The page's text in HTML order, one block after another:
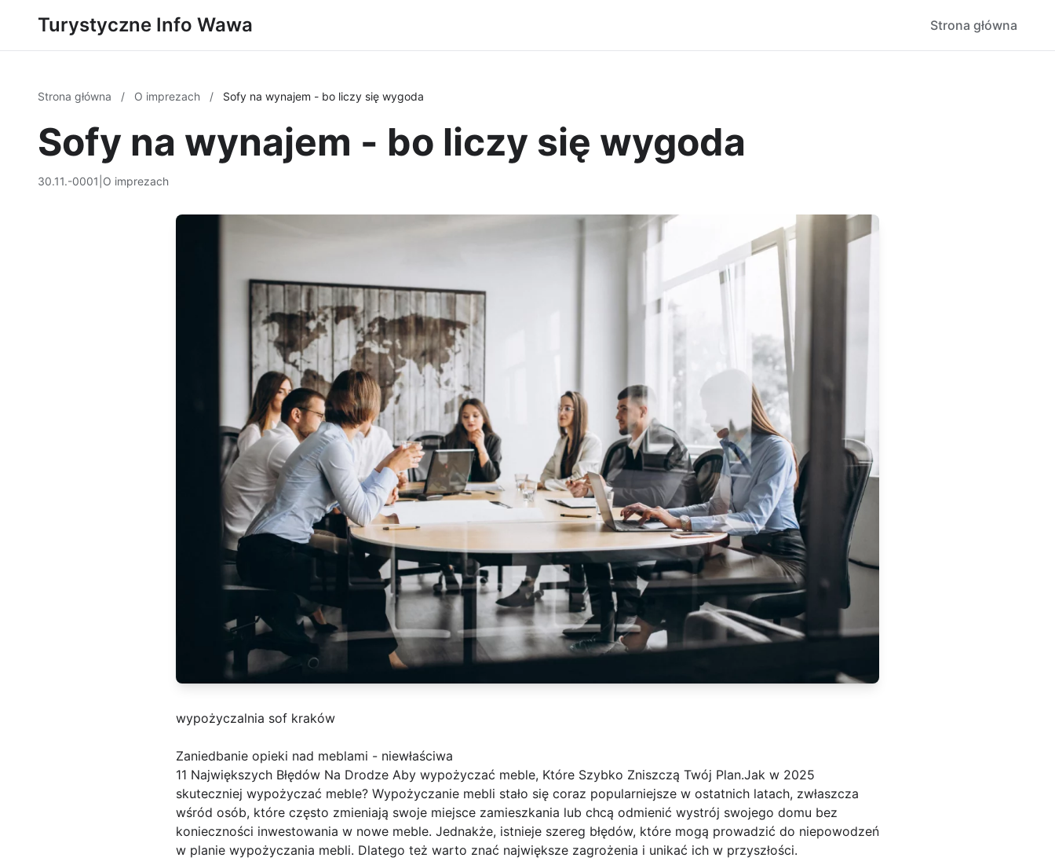
Turystyczne Info Wawa Strona główna
Strona główna / O imprezach / Sofy na wynajem - bo liczy się wygoda
Sofy na wynajem - bo liczy się wygoda
30.11.-0001 O imprezach
wypożyczalnia sof kraków
Zaniedbanie opieki nad meblami - niewłaściwa
11 Największych Błędów Na Drodze Aby wypożyczać meble, Które Szybko Zniszczą Twój Plan.Jak w 2025
skuteczniej wypożyczać meble? Wypożyczanie mebli stało się coraz popularniejsze w ostatnich latach, zwłaszcza
wśród osób, które często zmieniają swoje miejsce zamieszkania lub chcą odmienić wystrój swojego domu bez
konieczności inwestowania w nowe meble. Jednakże, istnieje szereg błędów, które mogą prowadzić do niepowodzeń
w planie wypożyczania mebli. Dlatego też warto znać największe zagrożenia i unikać ich w przyszłości.